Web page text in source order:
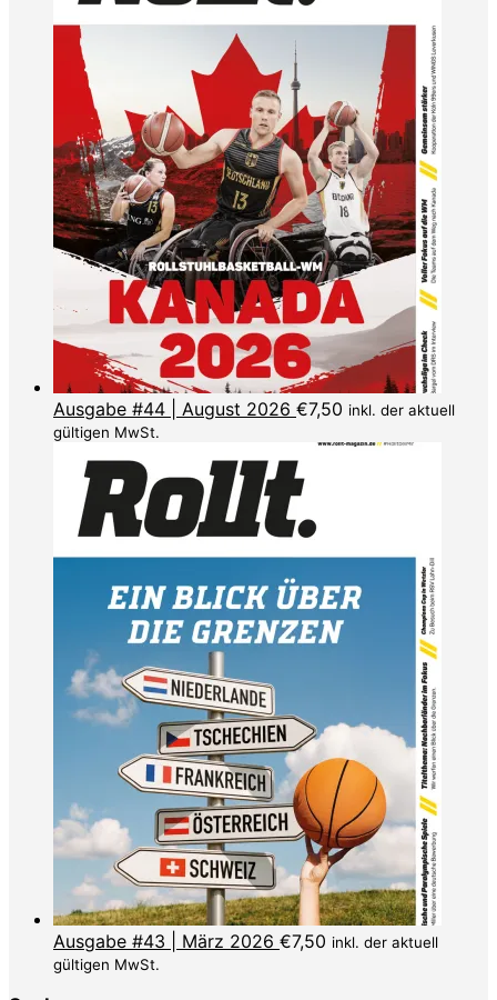
Ausgabe #44 | August 2026 €7,50 inkl. der aktuell
gültigen MwSt.
Ausgabe #43 | März 2026 €7,50 inkl. der aktuell
gültigen MwSt.